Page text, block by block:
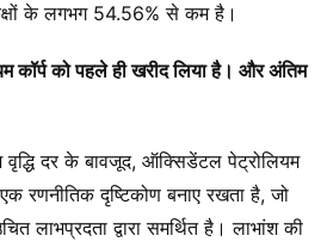
के लगभग 54.56% से कम है।
को पहले ही खरीद लिया है। और अंतिम
वृद्धि दर के बावजूद, ऑक्सिडेंटल पेट्रोलियम
रणनीतिक दृष्टिकोण बनाए रखता है, जो
लाभप्रदता द्वारा समर्थित है। लाभांश की